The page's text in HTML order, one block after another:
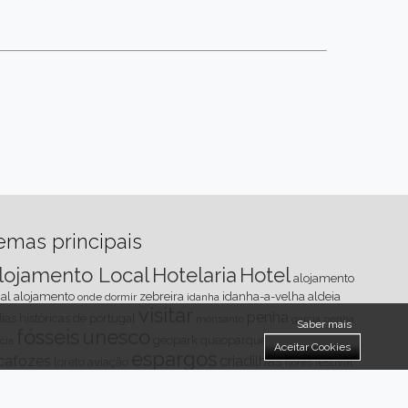
Saber mais
Aceitar Cookies
principais
Local Hotelaria Hotel alojamento
alojamento onde dormir zebreira idanha idanha-a-velha aldeia
garcia
penha
criadilhas flores festival